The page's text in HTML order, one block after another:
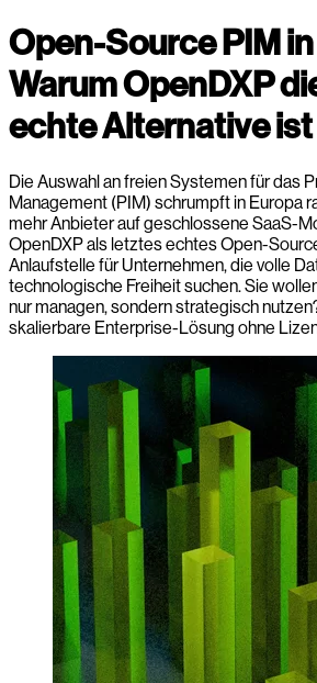
Open-Source PIM
Warum OpenDXP
echte Alternative ist
Die Auswahl an freien Systemen für das
Management (PIM) schrumpft in Europa
mehr Anbieter auf geschlossene SaaS-
OpenDXP als letztes echtes Open-
Anlaufstelle für Unternehmen, die volle
technologische Freiheit suchen. Sie
nur managen, sondern strategisch
skalierbare Enterprise-Lösung ohne